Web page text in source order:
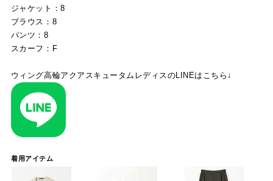
ジャケット：8
ブラウス：8
パンツ：8
スカーフ：F
ウィング高輪アクアスキュータムレディスのLINEはこちら↓
着用アイテム